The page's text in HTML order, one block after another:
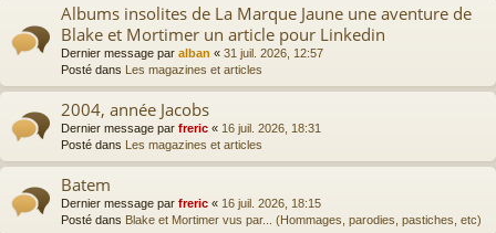
Albums insolites de La Marque Jaune une aventure de
Blake et Mortimer un article pour Linkedin
Dernier message par alban « 31 juil. 2026, 12:57
Posté dans Les magazines et articles
2004, année Jacobs
Dernier message par freric « 16 juil. 2026, 18:31
Posté dans Les magazines et articles
Batem
Dernier message par freric « 16 juil. 2026, 18:15
Posté dans Blake et Mortimer vus par... (Hommages, parodies, pastiches, etc)